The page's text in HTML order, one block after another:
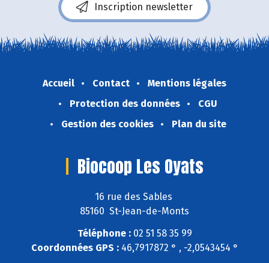
Inscription newsletter
Accueil Contact
Mentions légales
Protection des données
CGU
Gestion des cookies
Plan du site
Biocoop Les Oyats
16 rue des Sables
85160 St-Jean-de-Monts
Téléphone :02 51 58 35 99
Coordonnées GPS :46,7917872 ° , -2,0543454 °